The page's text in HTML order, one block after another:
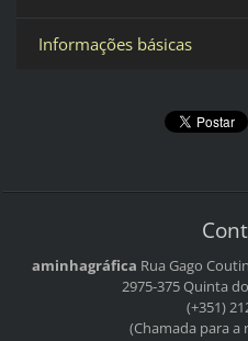
Informações básicas
aminhagráfica Rua Gago
2975-375 Quinta
(+351)
(Chamada para a